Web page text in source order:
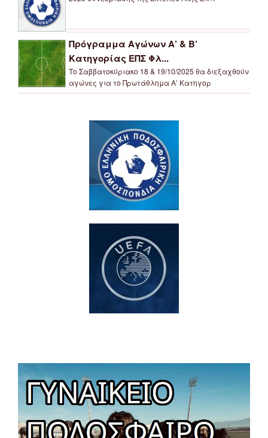
Πρόγραμμα Αγώνων Α’ & Β’
Κατηγορίας ΕΠΣ Φλ...
Το Σαββατοκύριακο 18 & 19/10/2025 θα διεξαχθούν
αγώνες για το Πρωτάθλημα Α’ Κατηγορ